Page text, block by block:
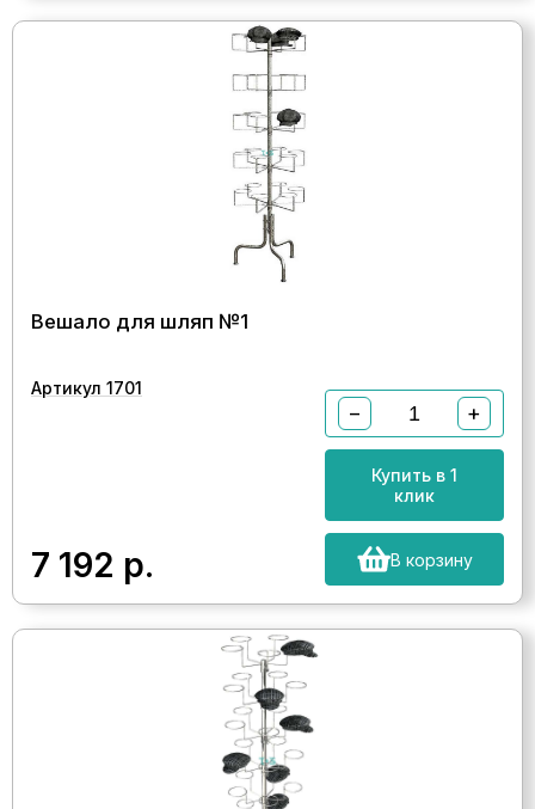
Вешало для шляп №1
Артикул 1701
7 192 р.
− +
Купить в 1
клик
В корзину